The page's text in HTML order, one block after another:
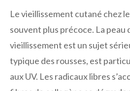
Le vieillissement cutané chez
souvent plus précoce. La peau
vieillissement est un sujet
typique des rousses, est
aux UV. Les radicaux libres